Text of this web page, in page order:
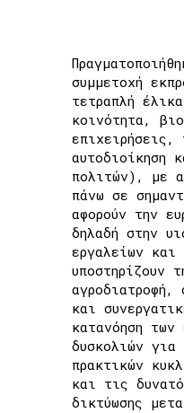
συμμετοχή
τετραπλή
κοινότητα,
επιχειρήσεις,
αυτοδιοίκηση
πολιτών), με
πάνω σε
αφορούν την
δηλαδή στην
εργαλείων και
υποστηρίζουν
αγροδιατροφή,
και
κατανόηση των
δυσκολιών για
πρακτικών
και τις
δικτύωσης